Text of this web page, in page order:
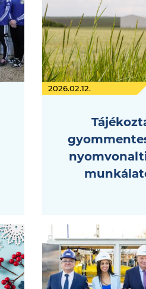
2026.02.12.